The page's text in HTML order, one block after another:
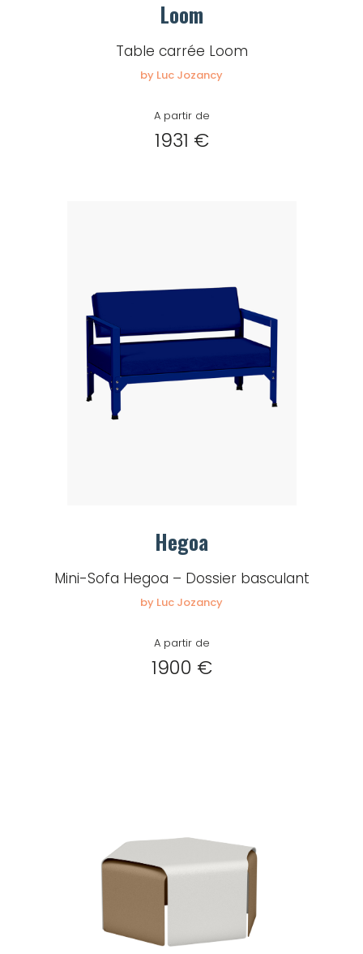
Loom
Table carrée Loom
by Luc Jozancy
A partir de
1931 €
Hegoa
Mini-Sofa Hegoa – Dossier basculant
by Luc Jozancy
A partir de
1900 €